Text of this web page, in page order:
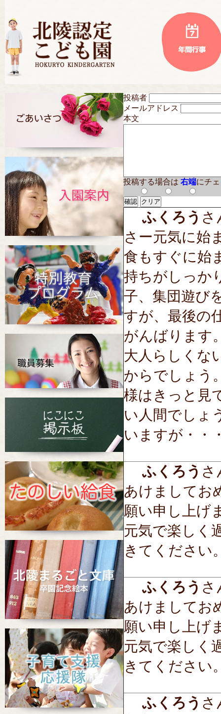
投稿者
メールアドレス
本文
投稿する場合は 右端にチ
ふくろう さ
さー元気に始
食もすぐに始
持ちがしっか
子、集団遊び
すが、最後の
がんばります
大人らしくな
からでしょう
様はきっと見
い人間でしょ
いますが・・
ふくろう さ
あけましてお
願い申し上げ
元気で楽しく
きてください
ふくろう さ
あけましてお
願い申し上げ
元気で楽しく
きてください
ふくろう さ